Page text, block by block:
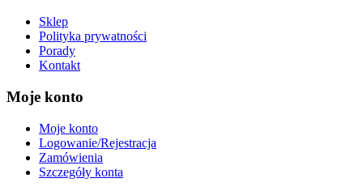
Sklep
Polityka prywatności
Porady
Kontakt
Moje konto
Moje konto
Logowanie/Rejestracja
Zamówienia
Szczegóły konta